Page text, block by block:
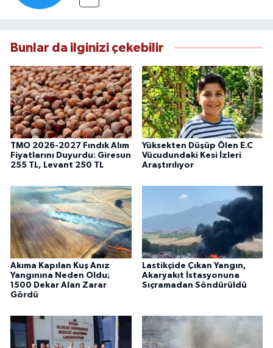
Bunlar da ilginizi çekebilir
TMO 2026-2027 Fındık Alım
Fiyatlarını Duyurdu: Giresun
255 TL, Levant 250 TL
Yüksekten Düşüp Ölen E.C
Vücudundaki Kesi İzleri
Araştırılıyor
Akıma Kapılan Kuş Anız
Yangınına Neden Oldu;
1500 Dekar Alan Zarar
Gördü
Lastikçide Çıkan Yangın,
Akaryakıt İstasyonuna
Sıçramadan Söndürüldü